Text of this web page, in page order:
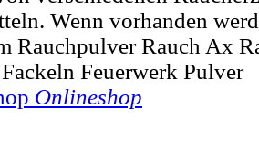
Wenn vorhanden
Rauchpulver Rauch Ax
Feuerwerk Pulver
Onlineshop